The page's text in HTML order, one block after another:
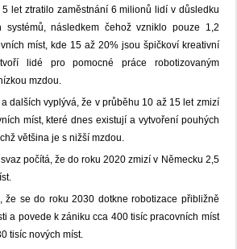
let ztratilo zaměstnání 6 milionů lidí v důsledku
systémů, následkem čehož vzniklo pouze 1,2
míst, kde 15 až 20% jsou špičkoví kreativní
lidé pro pomocné práce robotizovaným
mzdou.
dalších vyplývá, že v průběhu 10 až 15 let zmizí
míst, které dnes existují a vytvoření pouhých
většina je s nižší mzdou.
počítá, že do roku 2020 zmizí v Německu 2,5
že se do roku 2030 dotkne robotizace přibližně
a povede k zániku cca 400 tisíc pracovních míst
tisíc nových míst.